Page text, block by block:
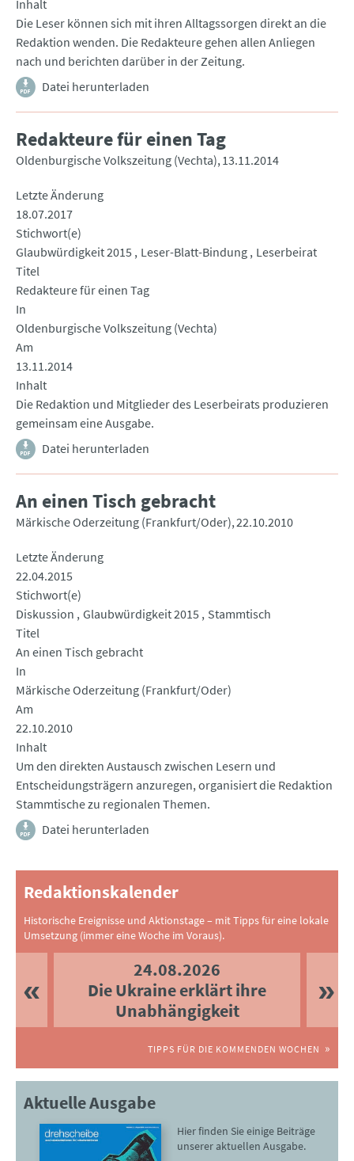
Inhalt
Die Leser können sich mit ihren Alltagssorgen direkt an die
Redaktion wenden. Die Redakteure gehen allen Anliegen
nach und berichten darüber in der Zeitung.
Datei herunterladen
Redakteure für einen Tag
Oldenburgische Volkszeitung (Vechta) 13.11.2014
Letzte Änderung
18.07.2017
Stichwort(e)
Glaubwürdigkeit 2015
Leser-Blatt-Bindung Leserbeirat
Titel
Redakteure für einen Tag
In
Oldenburgische Volkszeitung (Vechta)
Am
13.11.2014
Inhalt
Die Redaktion und Mitglieder des Leserbeirats produzieren
gemeinsam eine Ausgabe.
Datei herunterladen
An einen Tisch gebracht
Märkische Oderzeitung (Frankfurt/Oder) 22.10.2010
Letzte Änderung
22.04.2015
Stichwort(e)
Diskussion Glaubwürdigkeit 2015
Stammtisch
Titel
An einen Tisch gebracht
In
Märkische Oderzeitung (Frankfurt/Oder)
Am
22.10.2010
Inhalt
Um den direkten Austausch zwischen Lesern und
Entscheidungsträgern anzuregen, organisiert die Redaktion
Stammtische zu regionalen Themen.
Datei herunterladen
Redaktionskalender
Historische Ereignisse und Aktionstage – mit Tipps für eine lokale
Umsetzung (immer eine Woche im Voraus).
24.08.2026
Die Ukraine erklärt ihre
Unabhängigkeit
TIPPS FÜR DIE KOMMENDEN WOCHEN
Aktuelle Ausgabe
Hier finden Sie einige Beiträge
unserer aktuellen Ausgabe.